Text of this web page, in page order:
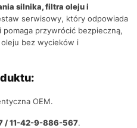
silnika, filtra oleju i
serwisowy, który odpowiada
pomaga przywrócić bezpieczną,
bez wycieków i
OEM.
/ 11-42-9-886-567.